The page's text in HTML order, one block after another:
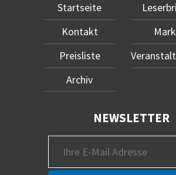
Startseite
Kontakt
Preisliste
Archiv
NEWSLETTER